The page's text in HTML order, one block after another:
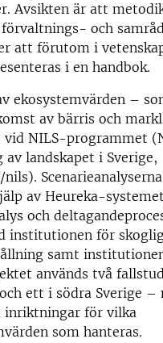
Avsikten är att
och
att förutom i
i en handbok.
ekosystemvärden –
av bärris och
vid NILS-programmet
av landskapet i Sverige,
nils).
av Heureka-
och
institutionen för
samt
används två
ett i södra Sverige –
inriktningar för vilka
som hanteras.